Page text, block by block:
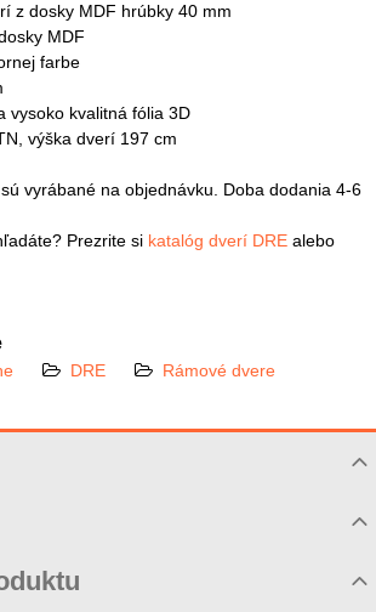
z dosky MDF hrúbky 40 mm
MDF
farbe
vysoko kvalitná fólia 3D
výška dverí 197 cm
vyrábané na objednávku. Doba dodania 4-6
Prezrite si katalóg dverí DRE alebo
DRE
Rámové dvere
Buďte prvý!